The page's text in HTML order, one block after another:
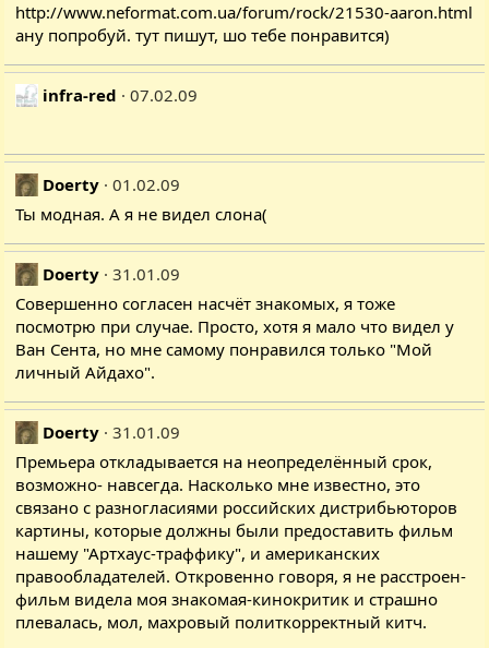
http://www.neformat.com.ua/forum/rock/21530-aaron.html
ану попробуй. тут пишут, шо тебе понравится)
infra-red 07.02.09
Doerty
01.02.09
Ты модная. А я не видел слона(
Doerty
31.01.09
Совершенно согласен насчёт знакомых, я тоже
посмотрю при случае. Просто, хотя я мало что видел у
Ван Сента, но мне самому понравился только "Мой
личный Айдахо".
Doerty
31.01.09
Премьера откладывается на неопределённый срок,
возможно- навсегда. Насколько мне известно, это
связано с разногласиями российских дистрибьюторов
картины, которые должны были предоставить фильм
нашему "Артхаус-траффику", и американских
правообладателей. Откровенно говоря, я не расстроен-
фильм видела моя знакомая-кинокритик и страшно
плевалась, мол, махровый политкорректный китч.